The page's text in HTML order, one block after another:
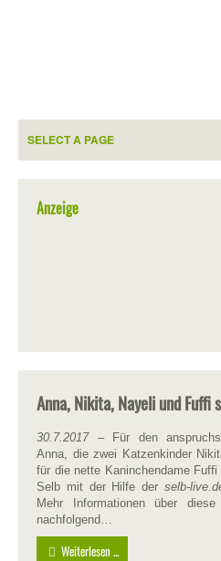
Anzeige
Anna, Nikita, Nayeli und Fuffi
30.7.2017– Für den
Anna, die zwei Katzenkinder
für die nette Kaninchendame
Selb mit der Hilfe der selb-
Mehr Informationen über diese
nachfolgend…
Weiterlesen ...